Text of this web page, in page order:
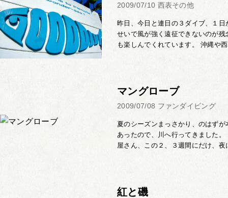
2009/07/10 西表その他
昨日、今日と連日の３ダイブ、１
せいで風が強く遠征できないのが
も楽しんでくれています。 沖縄や
マングローブ
2009/07/08 ファンダイビング
夏のシーズンまっさかり、のはず
あったので、川へ行ってきました
屋さん、この２、３週間にだけ、
紅と磯